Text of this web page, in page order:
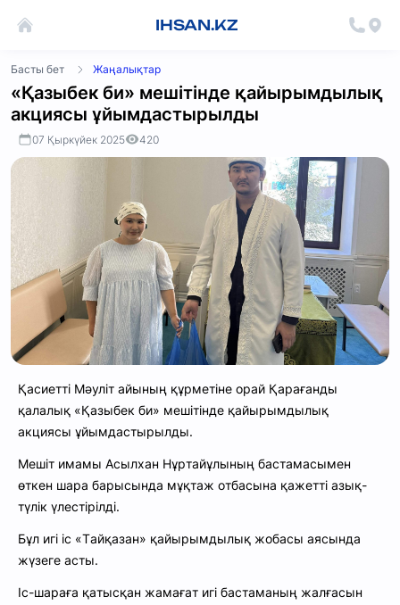
IHSAN.KZ
Басты бет Жаңалықтар
«Қазыбек би» мешітінде қайырымдылық
акциясы ұйымдастырылды
07 Қыркүйек 2025 420
Қасиетті Мәуліт айының құрметіне орай Қарағанды
қалалық «Қазыбек би» мешітінде қайырымдылық
акциясы ұйымдастырылды.
Мешіт имамы Асылхан Нұртайұлының бастамасымен
өткен шара барысында мұқтаж отбасына қажетті азық-
түлік үлестірілді.
Бұл игі іс «Тайқазан» қайырымдылық жобасы аясында
жүзеге асты.
Іс-шараға қатысқан жамағат игі бастаманың жалғасын